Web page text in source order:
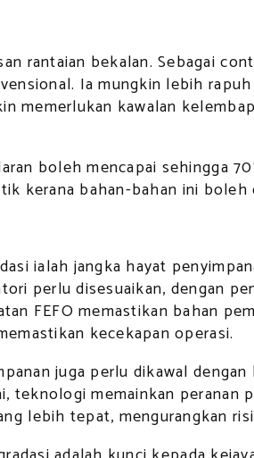
rantaian bekalan. Sebagai
Ia mungkin lebih
memerlukan kawalan
boleh mencapai sehingga
kerana bahan-bahan ini
ialah jangka hayat
perlu disesuaikan, dengan
FEFO memastikan bahan
kecekapan operasi.
juga perlu dikawal
teknologi memainkan peranan
lebih tepat, mengurangkan